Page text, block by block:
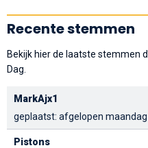
Recente stemmen
Bekijk hier de laatste stemmen
Dag.
MarkAjx1
geplaatst: afgelopen
Pistons